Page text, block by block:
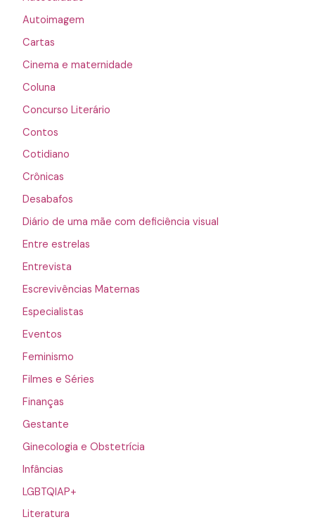
Autoimagem
Cartas
Cinema e maternidade
Coluna
Concurso Literário
Contos
Cotidiano
Crônicas
Desabafos
Diário de uma mãe com deficiência visual
Entre estrelas
Entrevista
Escrevivências Maternas
Especialistas
Eventos
Feminismo
Filmes e Séries
Finanças
Gestante
Ginecologia e Obstetrícia
Infâncias
LGBTQIAP+
Literatura